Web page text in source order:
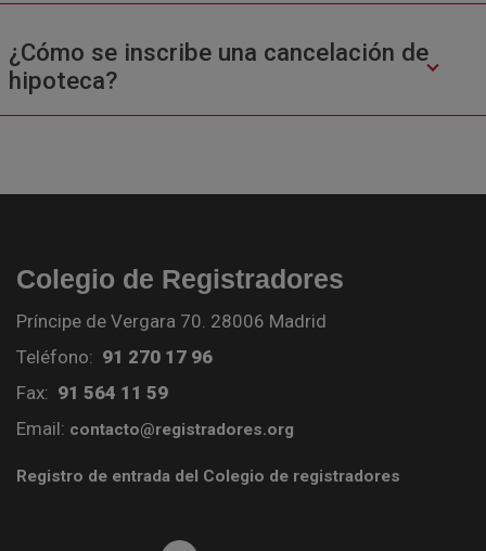
¿Cómo se inscribe una cancelación de
hipoteca?
Colegio de Registradores
Príncipe de Vergara 70. 28006 Madrid
Teléfono: 91 270 17 96
Fax: 91 564 11 59
Email: contacto@registradores.org
Registro de entrada del Colegio de registradores